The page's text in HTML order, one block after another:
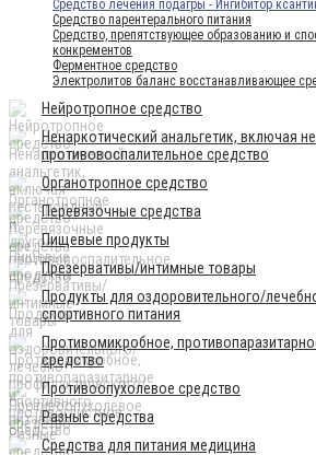
Средство лечения подагры - Ингибитор
Средство парентерального питания
Средство, препятствующее образованию и
конкрементов
Ферментное средство
Электролитов баланс восстанавливающее
Нейротропное средство
Ненаркотический анальгетик, включая
противовоспалительное средство
Органотропное средство
Перевязочные средства
Пищевые продукты
Презервативы/интимные товары
Продукты для оздоровительного/
спортивного питания
Противомикробное,
средство
Противоопухолевое средство
Разные средства
Средства для питания медицина